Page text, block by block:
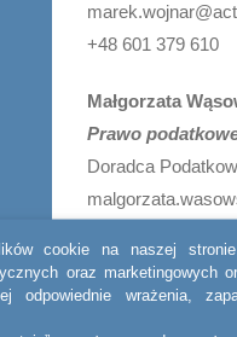
+48 601 379 610
Małgorzata
Prawo
Doradca
+48 691 477 047
cookie na naszej
oraz marketingowych
odpowiednie wrażenia,